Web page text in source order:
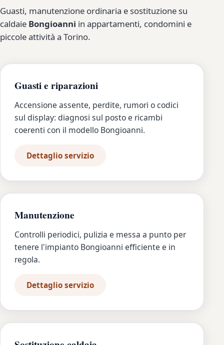
Guasti, manutenzione ordinaria e sostituzione su
caldaie Bongioanni in appartamenti, condomini e
piccole attività a Torino.
Guasti e riparazioni
Accensione assente, perdite, rumori o codici
sul display: diagnosi sul posto e ricambi
coerenti con il modello Bongioanni.
Dettaglio servizio
Manutenzione
Controlli periodici, pulizia e messa a punto per
tenere l'impianto Bongioanni efficiente e in
regola.
Dettaglio servizio